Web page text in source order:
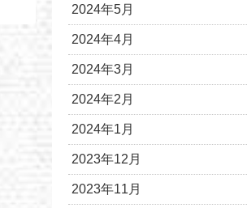
2024年5月
2024年4月
2024年3月
2024年2月
2024年1月
2023年12月
2023年11月